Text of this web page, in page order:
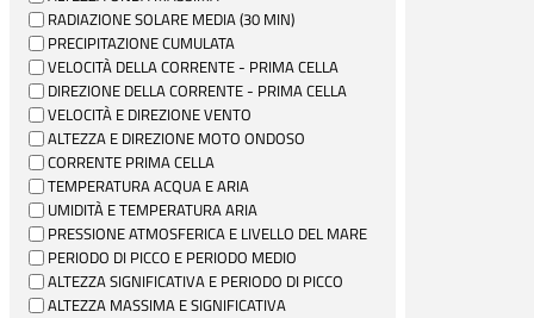
RADIAZIONE SOLARE MEDIA (30 MIN)
PRECIPITAZIONE CUMULATA
VELOCITÀ DELLA CORRENTE - PRIMA CELLA
DIREZIONE DELLA CORRENTE - PRIMA CELLA
VELOCITÀ E DIREZIONE VENTO
ALTEZZA E DIREZIONE MOTO ONDOSO
CORRENTE PRIMA CELLA
TEMPERATURA ACQUA E ARIA
UMIDITÀ E TEMPERATURA ARIA
PRESSIONE ATMOSFERICA E LIVELLO DEL MARE
PERIODO DI PICCO E PERIODO MEDIO
ALTEZZA SIGNIFICATIVA E PERIODO DI PICCO
ALTEZZA MASSIMA E SIGNIFICATIVA